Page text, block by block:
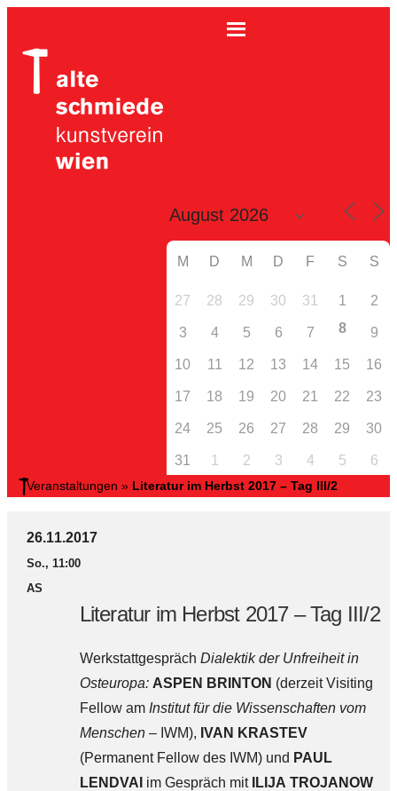
M D M D F S S
27 28 29 30 31 1 2
3 4 5 6 7 8 9
10 11 12 13 14 15 16
17 18 19 20 21 22 23
24 25 26 27 28 29 30
31 1 2 3 4 5 6
Veranstaltungen » Literatur im Herbst 2017 – Tag III/2
26.11.2017
So., 11:00
AS
Literatur im Herbst 2017 – Tag III/2
Werkstattgespräch Dialektik der Unfreiheit in
Osteuropa: ASPEN BRINTON (derzeit Visiting
Fellow am Institut für die Wissenschaften vom
Menschen– IWM), IVAN KRASTEV
(Permanent Fellow des IWM) und PAUL
LENDVAI im Gespräch mit ILIJA TROJANOW